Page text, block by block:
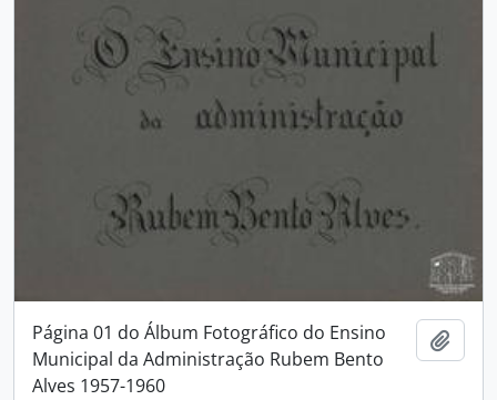
Página 01 do Álbum Fotográfico do Ensino
Municipal da Administração Rubem Bento
Alves 1957-1960